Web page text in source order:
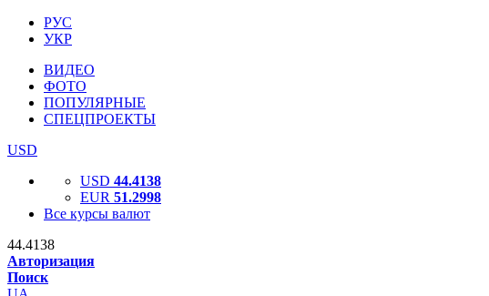
РУС
УКР
ВИДЕО
ФОТО
ПОПУЛЯРНЫЕ
СПЕЦПРОЕКТЫ
USD
USD 44.4138
EUR 51.2998
Все курсы валют
44.4138
Авторизация
Поиск